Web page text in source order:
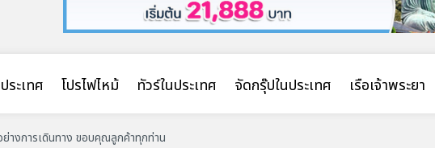
ระเทศ โปรไฟไหม้ ทัวร์ในประเทศ จัดกรุ๊ปในประเทศ เรือเจ้าพระยา
างการเดินทาง ขอบคุณลูกค้าทุกท่าน